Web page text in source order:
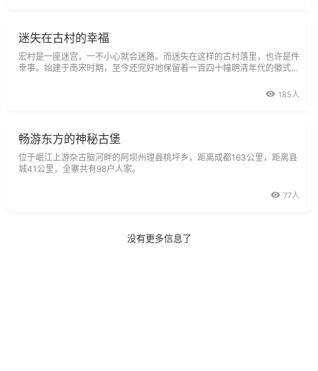
迷失在古村的幸福
宏村是一座迷宫，一不小心就会迷路。而迷失在这样的古村落里，也许是件
幸事。始建于南宋时期，至今还完好地保留着一百四十幢明清年代的徽式建
185人
畅游东方的神秘古堡
位于岷江上游杂古脑河畔的阿坝州理县桃坪乡，距离成都163公里，距离县
城41公里，全寨共有98户人家。
77人
没有更多信息了